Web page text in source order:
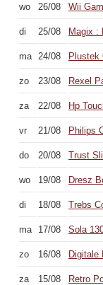
wo 26/08 Wii
di 25/08 Magix :
ma 24/08 Plustek
zo 23/08 Rexel
za 22/08 Hp
vr 21/08 Philips
do 20/08 Trust
wo 19/08 Dresz
di 18/08 Trebs
ma 17/08 Sola
zo 16/08 Digitale
za 15/08 Retro